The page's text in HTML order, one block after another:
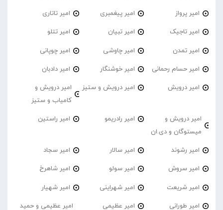
امیر پرواز امیر پیغمبری امیر تاتاری
امیر تاجیک امیر تبیان امیر تتلو
امیر تمدن امیر چاوشی امیر چوپانی
امیر حسام رحمانی امیر خوشنگار امیر دادبان
امیر درویش امیر درویش و ستیز
امیر درویش و
کامیاب و ستیز
امیر درویش و
میستوگان و دی.ان
امیر رادریمو امیر راستین
امیر رشوند امیر سالار امیر سجاد
امیر سروش امیر سولو امیر شاهرخ
امیر شریعت امیر شهراینی امیر شهیار
امیر طورانی امیر عظیمی
امیر عظیمی و حمید